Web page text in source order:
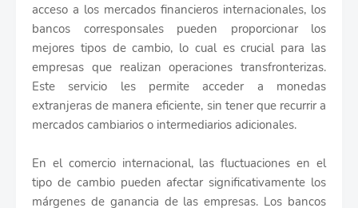
acceso a los mercados financieros internacionales, los
bancos corresponsales pueden proporcionar los
mejores tipos de cambio, lo cual es crucial para las
empresas que realizan operaciones transfronterizas.
Este servicio les permite acceder a monedas
extranjeras de manera eficiente, sin tener que recurrir a
mercados cambiarios o intermediarios adicionales.
En el comercio internacional, las fluctuaciones en el
tipo de cambio pueden afectar significativamente los
márgenes de ganancia de las empresas. Los bancos